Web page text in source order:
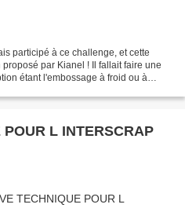
participé à ce challenge, et cette
par Kianel ! Il fallait faire une
étant l'embossage à froid ou à
L INTERSCRAP